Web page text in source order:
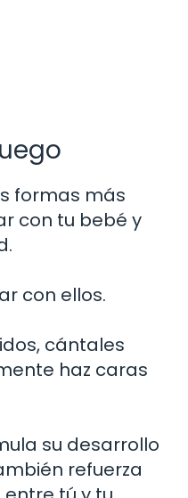
formas más
con tu bebé y
con ellos.
cántales
haz caras
su desarrollo
refuerza